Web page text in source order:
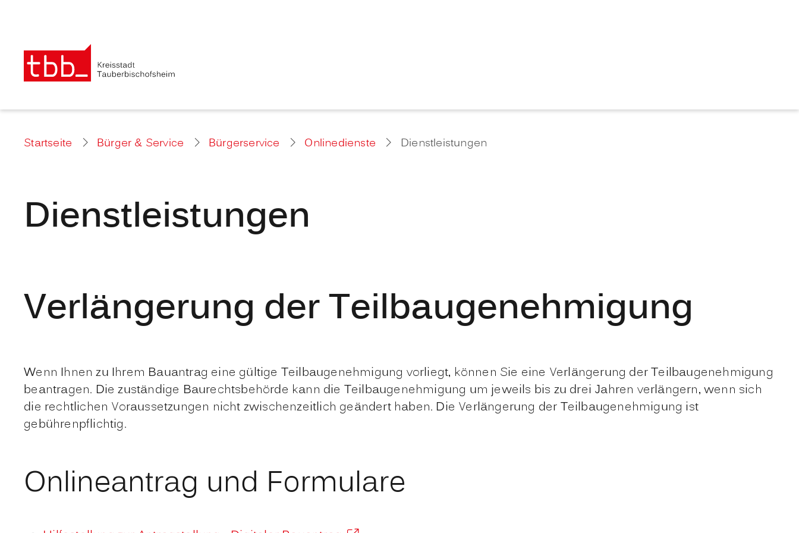
Startseite Bürger & Service Bürgerservice Onlinedienste Dienstleistungen
Dienstleistungen
Verlängerung der Teilbaugenehmigung
Wenn Ihnen zu Ihrem Bauantrag eine gültige Teilbaugenehmigung vorliegt, können Sie eine Verlängerung der Teilbaugenehmigung
beantragen. Die zuständige Baurechtsbehörde kann die Teilbaugenehmigung um jeweils bis zu drei Jahren verlängern, wenn sich
die rechtlichen Voraussetzungen nicht zwischenzeitlich geändert haben. Die Verlängerung der Teilbaugenehmigung ist
gebührenpflichtig.
Onlineantrag und Formulare